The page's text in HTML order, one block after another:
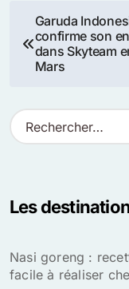
de
Garuda
confirme son
dans Skyteam
Mars
R
e
r
e
r
Les
Nasi goreng :
facile à réaliser